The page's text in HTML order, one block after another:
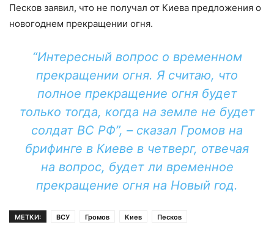
Песков заявил, что не получал от Киева предложения о
новогоднем прекращении огня.
“Интересный вопрос о временном
прекращении огня. Я считаю, что
полное прекращение огня будет
только тогда, когда на земле не будет
солдат ВС РФ”, – сказал Громов на
брифинге в Киеве в четверг, отвечая
на вопрос, будет ли временное
прекращение огня на Новый год.
МЕТКИ: ВСУ Громов Киев Песков